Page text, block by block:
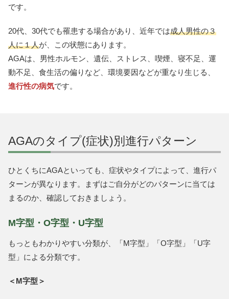
です。
20代、30代でも罹患する場合があり、近年では成人男性の３
人に１人が、この状態にあります。
AGAは、男性ホルモン、遺伝、ストレス、喫煙、寝不足、運
動不足、食生活の偏りなど、環境要因などが重なり生じる、
進行性の病気です。
AGAのタイプ(症状)別進行パターン
ひとくちにAGAといっても、症状やタイプによって、進行パ
ターンが異なります。まずはご自分がどのパターンに当ては
まるのか、確認しておきましょう。
M字型・O字型・U字型
もっともわかりやすい分類が、「M字型」「O字型」「U字
型」による分類です。
＜M字型＞